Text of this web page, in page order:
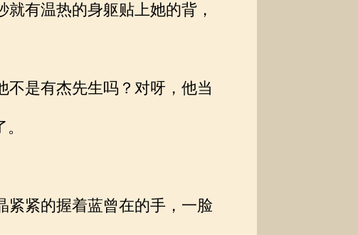
有温热的身躯贴上她的背，
是有杰先生吗？对呀，他当
紧的握着蓝曾在的手，一脸